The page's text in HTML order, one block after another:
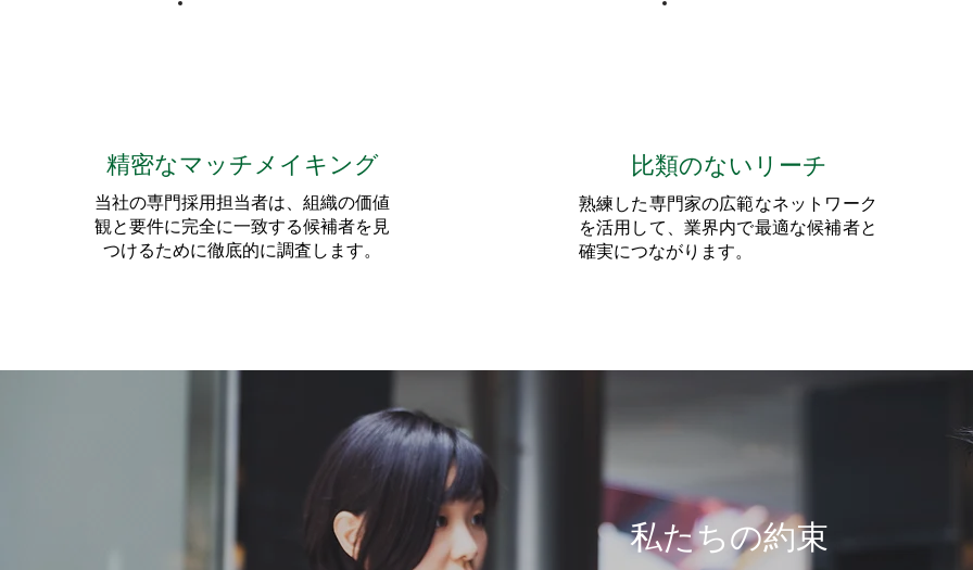
精密なマッチメイキング
当社の専門採用担当者は、組織の価値
観と要件に完全に一致する候補者を見
つけるために徹底的に調査します。
比類のないリーチ
熟練した専門家の広範なネットワーク
を活用して、業界内で最適な候補者と
確実につながります。
私たちの約束